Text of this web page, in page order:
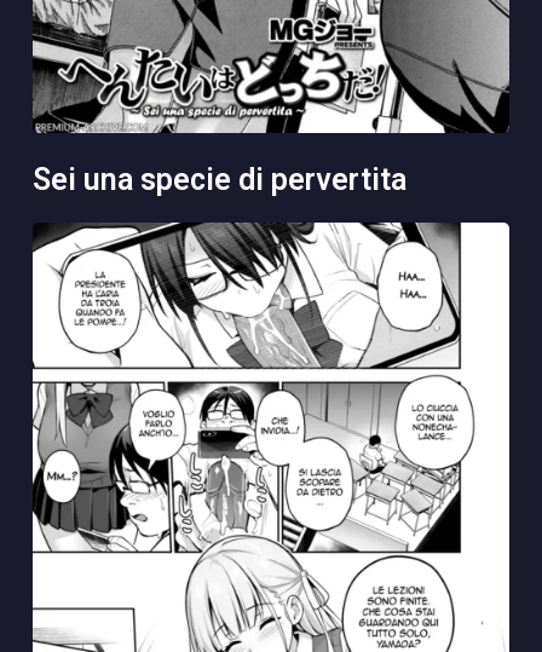
sei una specie di pervertita